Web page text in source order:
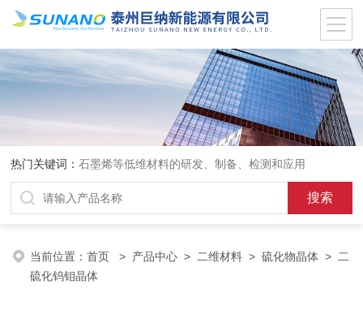
热门关键词：石墨烯等低维材料的研发、制备、检测和应用
当前位置：首页 > 产品中心 > 二维材料 >硫化物晶体 > 二
硫化钨钼晶体